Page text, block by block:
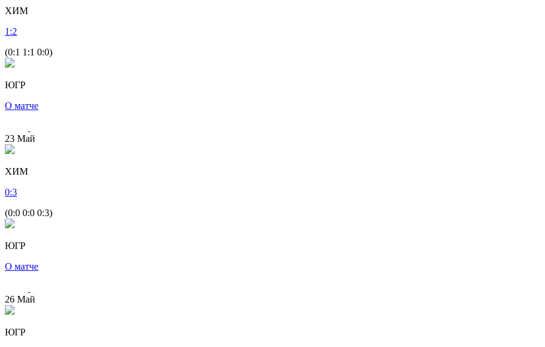
ХИМ
1 :2
(0:1 1:1 0:0)
ЮГР
О матче
23 Май
ХИМ
0:3
(0:0 0:0 0:3)
ЮГР
О матче
26 Май
ЮГР